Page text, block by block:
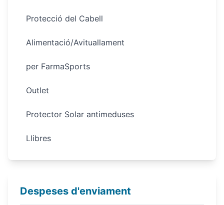
Protecció del Cabell
Alimentació/Avituallament
per FarmaSports
Outlet
Protector Solar antimeduses
Llibres
Despeses d'enviament